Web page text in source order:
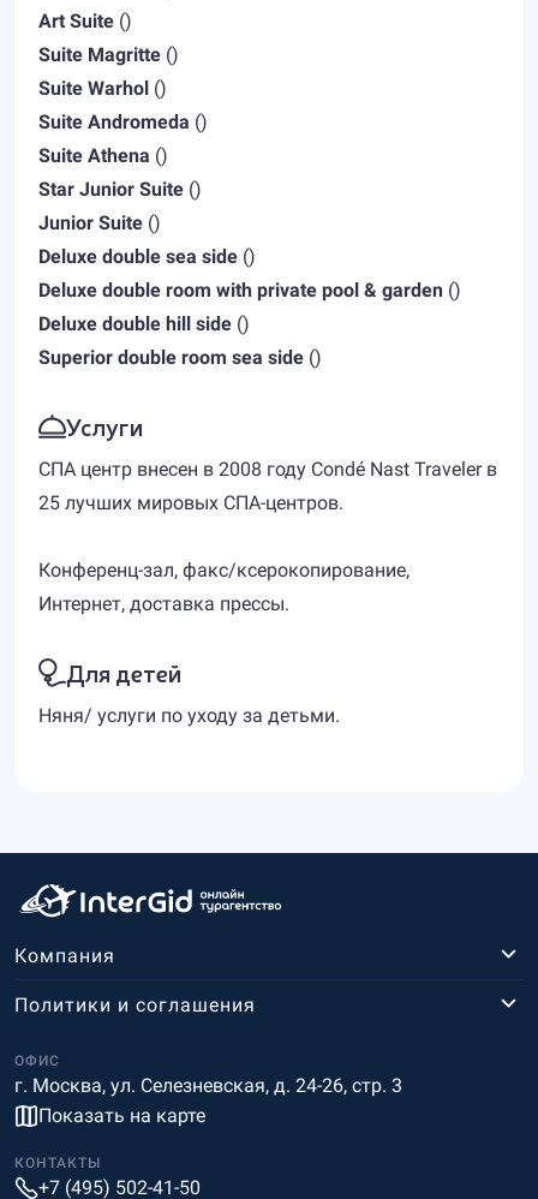
Art Suite ()
Suite Magritte ()
Suite Warhol ()
Suite Andromeda ()
Suite Athena ()
Star Junior Suite ()
Junior Suite ()
Deluxe double sea side ()
Deluxe double room with private pool & garden ()
Deluxe double hill side ()
Superior double room sea side ()
Услуги
СПА центр внесен в 2008 году Condé Nast Traveler в
25 лучших мировых СПА-центров.
Конференц-зал, факс/ксерокопирование,
Интернет, доставка прессы.
Для детей
Няня/ услуги по уходу за детьми.
Компания
ОФИС
г. Москва, ул. Селезневская, д. 24-26, стр. 3
Показать на карте
Политики и соглашения
КОНТАКТЫ
+7 (495) 502-41-50